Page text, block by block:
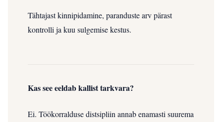
Tähtajast kinnipidamine, paranduste arv pärast
kontrolli ja kuu sulgemise kestus.
Kas see eeldab kallist tarkvara?
Ei. Töökorralduse distsipliin annab enamasti suurema